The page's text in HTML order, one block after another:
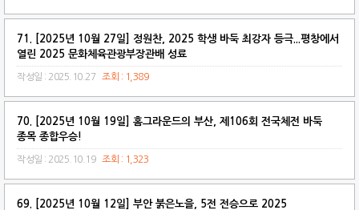
71. [2025년 10월 27일] 정원찬, 2025 학생 바둑 최강자 등극...평창에서
열린 2025 문화체육관광부장관배 성료
작성일 : 2025.10.27 조회 : 1,389
70. [2025년 10월 19일] 홈그라운드의 부산, 제106회 전국체전 바둑
종목 종합우승!
작성일 : 2025.10.19 조회 : 1,323
69. [2025년 10월 12일] 부안 붉은노을, 5전 전승으로 2025